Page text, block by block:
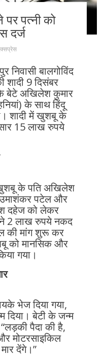
पर पत्नी को
दर्ज
निवासी बालगोविंद
9 दिसंबर
बेटे अखिलेश कुमार
के साथ हिंदू
शादी में खुशबू के
15 लाख रुपये
के पति अखिलेश
पटेल और
दहेज को लेकर
ने 2 लाख रुपये नकद
की मांग शुरू कर
को मानसिक और
गया।
भेज दिया गया,
दिया। बेटी के जन्म
पैदा की है,
मोटरसाइकिल
देंगे।”